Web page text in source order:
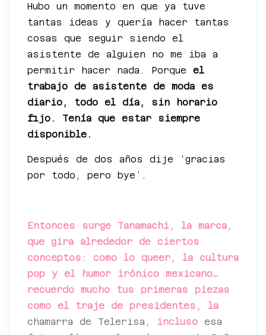
Hubo un momento en que ya tuve
tantas ideas y quería hacer tantas
cosas que seguir siendo el
asistente de alguien no me iba a
permitir hacer nada. Porque el
trabajo de asistente de moda es
diario, todo el día, sin horario
fijo. Tenía que estar siempre
disponible.
Después de dos años dije ‘gracias
por todo, pero bye’.
Entonces surge Tanamachi, la marca,
que gira alrededor de ciertos
conceptos: como lo queer, la cultura
pop y el humor irónico mexicano…
recuerdo mucho tus primeras piezas
como el traje de presidentes, la
chamarra de Telerisa , incluso
esa